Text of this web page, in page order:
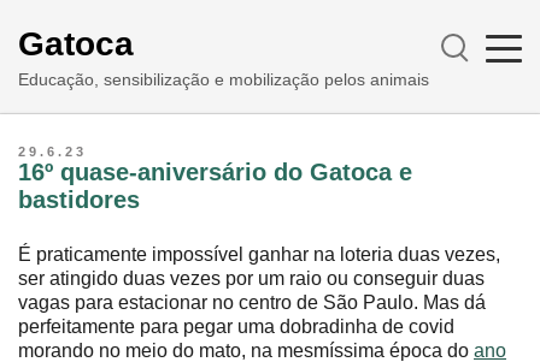
Gatoca
Educação, sensibilização e mobilização pelos animais
29.6.23
16º quase-aniversário do Gatoca e
bastidores
É praticamente impossível ganhar na loteria duas vezes,
ser atingido duas vezes por um raio ou conseguir duas
vagas para estacionar no centro de São Paulo. Mas dá
perfeitamente para pegar uma dobradinha de covid
morando no meio do mato, na mesmíssima época do ano